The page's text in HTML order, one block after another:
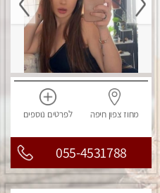
מחוז צפוןחיפה לפרטים נוספים
055-4531788